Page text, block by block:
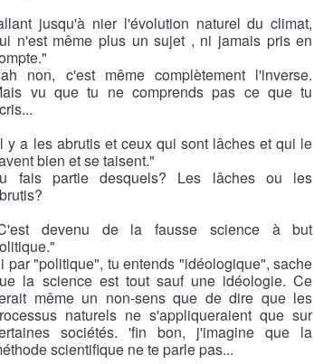
jusqu'à nier l'évolution naturel du climat,
n'est même plus un sujet , ni jamais pris en
non, c'est même complètement l'inverse.
vu que tu ne comprends pas ce que tu
y a les abrutis et ceux qui sont lâches et qui le
bien et se taisent."
fais partie desquels? Les lâches ou les
devenu de la fausse science à but
par "politique", tu entends "idéologique", sache
la science est tout sauf une idéologie. Ce
même un non-sens que de dire que les
naturels ne s'appliqueraient que sur
sociétés. 'fin bon, j'imagine que la
scientifique ne te parle pas...